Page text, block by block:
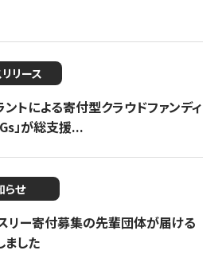
リース
トによる寄付型クラウドファンディ
」が総支援...
らせ
リー寄付募集の先輩団体が届ける
ました